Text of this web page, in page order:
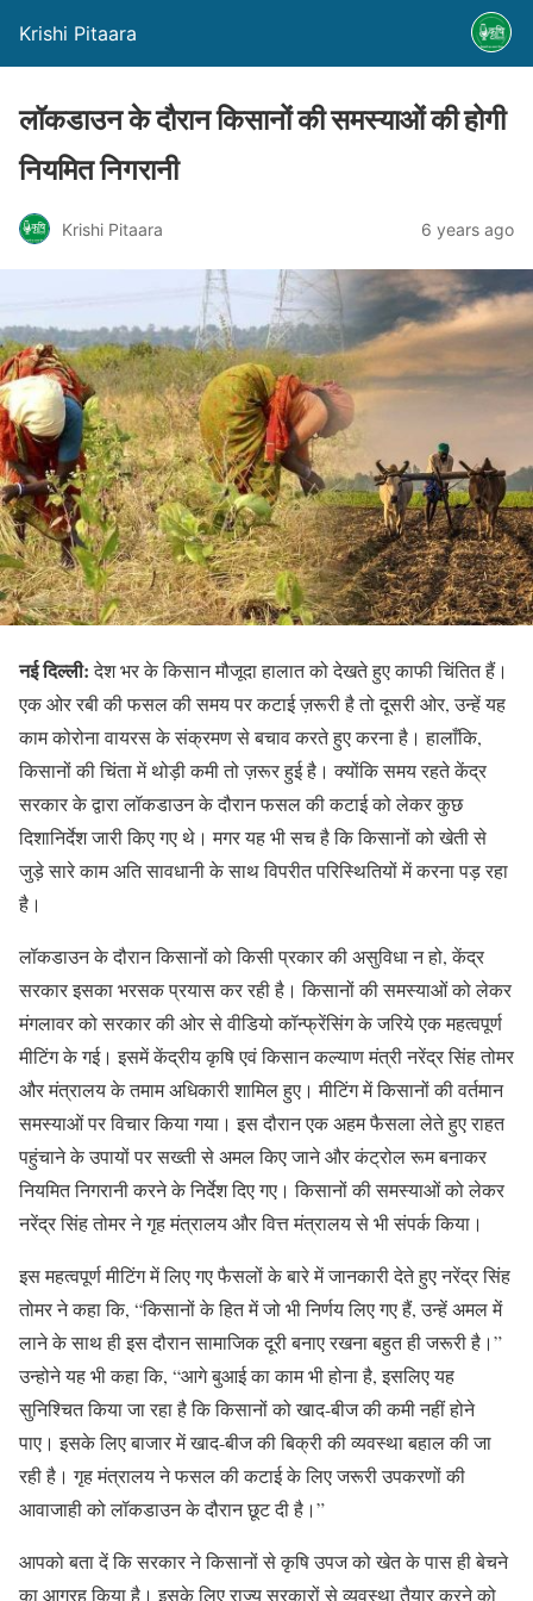
Krishi Pitaara
लॉकडाउन के दौरान किसानों की समस्याओं की होगी
नियमित निगरानी
Krishi Pitaara 6 years ago
नई दिल्ली:देश भर के किसान मौजूदा हालात को देखते हुए काफी चिंतित हैं।
एक ओर रबी की फसल की समय पर कटाई ज़रूरी है तो दूसरी ओर, उन्हें यह
काम कोरोना वायरस के संक्रमण से बचाव करते हुए करना है। हालाँकि,
किसानों की चिंता में थोड़ी कमी तो ज़रूर हुई है। क्योंकि समय रहते केंद्र
सरकार के द्वारा लॉकडाउन के दौरान फसल की कटाई को लेकर कुछ
दिशानिर्देश जारी किए गए थे। मगर यह भी सच है कि किसानों को खेती से
जुड़े सारे काम अति सावधानी के साथ विपरीत परिस्थितियों में करना पड़ रहा
है।
लॉकडाउन के दौरान किसानों को किसी प्रकार की असुविधा न हो, केंद्र
सरकार इसका भरसक प्रयास कर रही है। किसानों की समस्याओं को लेकर
मंगलावर को सरकार की ओर से वीडियो कॉन्फ्रेंसिंग के जरिये एक महत्वपूर्ण
मीटिंग के गई। इसमें केंद्रीय कृषि एवं किसान कल्याण मंत्री नरेंद्र सिंह तोमर
और मंत्रालय के तमाम अधिकारी शामिल हुए। मीटिंग में किसानों की वर्तमान
समस्याओं पर विचार किया गया। इस दौरान एक अहम फैसला लेते हुए राहत
पहुंचाने के उपायों पर सख्ती से अमल किए जाने और कंट्रोल रूम बनाकर
नियमित निगरानी करने के निर्देश दिए गए। किसानों की समस्याओं को लेकर
नरेंद्र सिंह तोमर ने गृह मंत्रालय और वित्त मंत्रालय से भी संपर्क किया।
इस महत्वपूर्ण मीटिंग में लिए गए फैसलों के बारे में जानकारी देते हुए नरेंद्र सिंह
तोमर ने कहा कि, “किसानों के हित में जो भी निर्णय लिए गए हैं, उन्हें अमल में
लाने के साथ ही इस दौरान सामाजिक दूरी बनाए रखना बहुत ही जरूरी है।”
उन्होने यह भी कहा कि, “आगे बुआई का काम भी होना है, इसलिए यह
सुनिश्चित किया जा रहा है कि किसानों को खाद-बीज की कमी नहीं होने
पाए। इसके लिए बाजार में खाद-बीज की बिक्री की व्यवस्था बहाल की जा
रही है। गृह मंत्रालय ने फसल की कटाई के लिए जरूरी उपकरणों की
आवाजाही को लॉकडाउन के दौरान छूट दी है।”
आपको बता दें कि सरकार ने किसानों से कृषि उपज को खेत के पास ही बेचने
का आग्रह किया है। इसके लिए राज्य सरकारों से व्यवस्था तैयार करने को